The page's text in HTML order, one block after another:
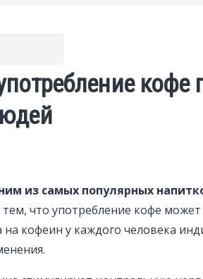
из самых популярных
что употребление кофе
на кофеин у каждого человека